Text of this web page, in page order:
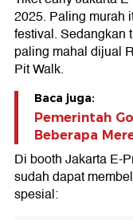
2025. Paling murah
festival. Sedangkan
paling mahal dijual
Pit Walk.
Baca juga:
Pemerintah
Beberapa
Di booth Jakarta E-
sudah dapat
spesial: